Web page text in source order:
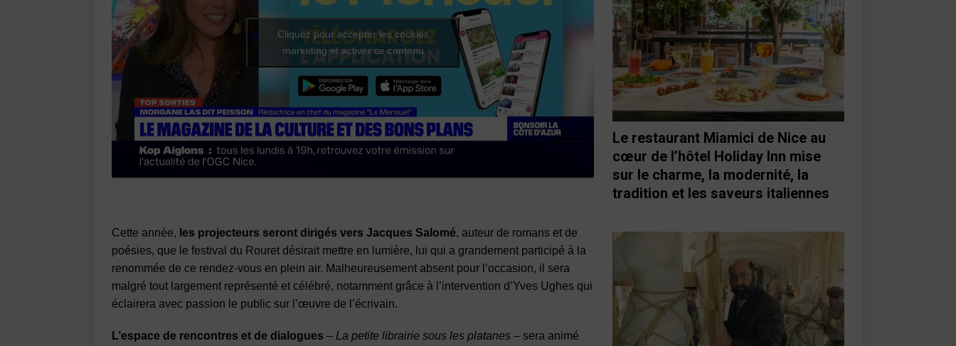
Cliquez pour accepter les cookies
marketing et activer ce contenu
Cette année, les projecteurs seront dirigés vers Jacques Salomé, auteur de romans et de
poésies, que le festival du Rouret désirait mettre en lumière, lui qui a grandement participé à la
renommée de ce rendez-vous en plein air. Malheureusement absent pour l’occasion, il sera
malgré tout largement représenté et célébré, notamment grâce à l’intervention d’Yves Ughes qui
éclairera avec passion le public sur l’œuvre de l’écrivain.
L’espace de rencontres et de dialogues – La petite librairie sous les platanes – sera animé
Le restaurant Miamici de Nice au
cœur de l’hôtel Holiday Inn mise
sur le charme, la modernité, la
tradition et les saveurs italiennes